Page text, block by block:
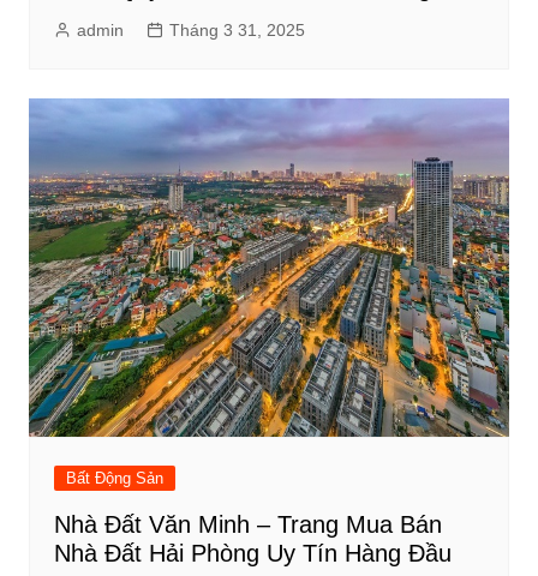
admin Tháng 3 31, 2025
Bất Động Sản
Nhà Đất Văn Minh – Trang Mua Bán
Nhà Đất Hải Phòng Uy Tín Hàng Đầu